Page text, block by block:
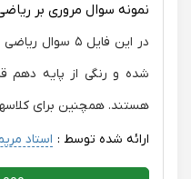
نمونه سوال مروری بر
در این فایل ۵
شده و رنگی از پایه دهم
هستند. همچنین برای
ارائه شده توسط : استاد